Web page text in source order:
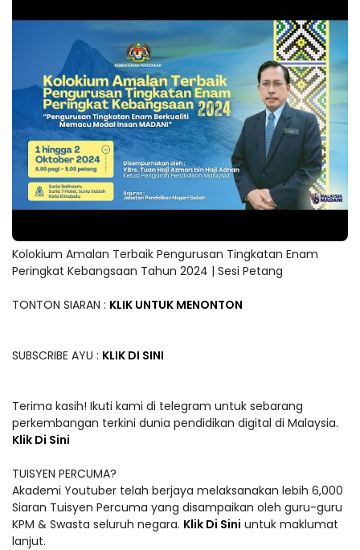
Kolokium Amalan Terbaik Pengurusan Tingkatan Enam
Peringkat Kebangsaan Tahun 2024 | Sesi Petang
TONTON SIARAN : KLIK UNTUK MENONTON
SUBSCRIBE AYU : KLIK DI SINI
Terima kasih! Ikuti kami di telegram untuk sebarang
perkembangan terkini dunia pendidikan digital di Malaysia.
Klik Di Sini
TUISYEN PERCUMA?
Akademi Youtuber telah berjaya melaksanakan lebih 6,000
Siaran Tuisyen Percuma yang disampaikan oleh guru-guru
KPM & Swasta seluruh negara. Klik Di Sini untuk maklumat
lanjut.